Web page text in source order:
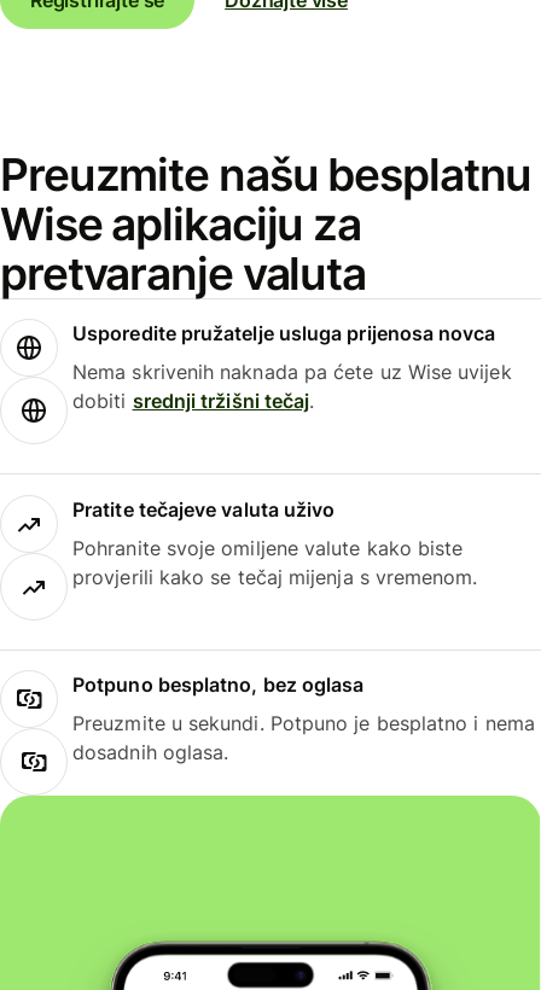
Preuzmite našu besplatnu
Wise aplikaciju za
pretvaranje valuta
Usporedite pružatelje usluga prijenosa novca
Nema skrivenih naknada pa ćete uz Wise uvijek
dobiti srednji tržišni tečaj.
Pratite tečajeve valuta uživo
Pohranite svoje omiljene valute kako biste
provjerili kako se tečaj mijenja s vremenom.
Potpuno besplatno, bez oglasa
Preuzmite u sekundi. Potpuno je besplatno i nema
dosadnih oglasa.